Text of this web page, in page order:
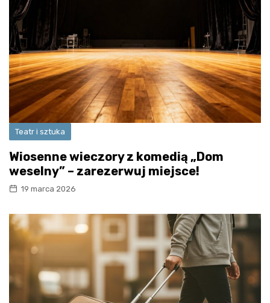
Teatr i sztuka
Wiosenne wieczory z komedią „Dom
weselny” – zarezerwuj miejsce!
19 marca 2026